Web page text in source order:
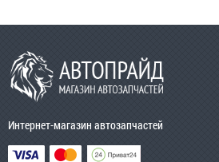
Интернет-магазин автозапчастей